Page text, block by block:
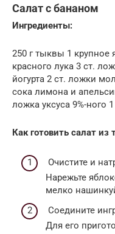
Салат с бананом
Ингредиенты:
250 г тыквы 1 крупное
красного лука 3 ст.
йогурта 2 ст. ложки
сока лимона и
ложка уксуса 9%-ного
Как готовить салат
Очистите и
Нарежьте
мелко
Соедините
Для его